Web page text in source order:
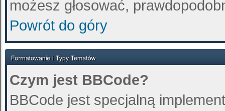
możesz głosować,
Powrót do góry
Czym jest BBCode?
BBCode jest specjalną